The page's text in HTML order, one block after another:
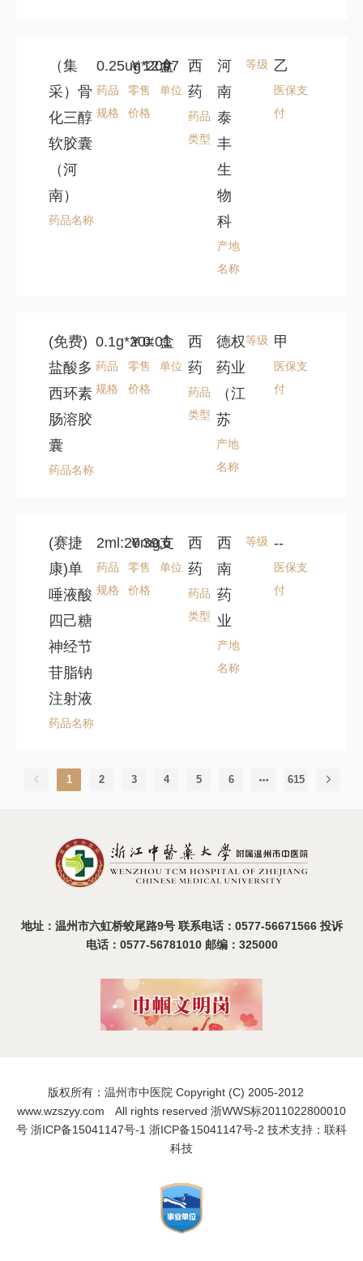
（集
采）骨
化三醇
软胶囊
（河
南）
药品名称
0.25ug*20#
药品
规格
￥12.97
零售
价格
盒
单位
西
药
药品
类型
河
南
泰
丰
生
物
科
产地
名称
等级 乙
医保支
付
(免费)
盐酸多
西环素
肠溶胶
囊
药品名称
0.1g*20#
药品
规格
￥0.01
零售
价格
盒
单位
西
药
药品
类型
德权
药业
（江
苏
产地
名称
等级 甲
医保支
付
(赛捷
康)单
唾液酸
四己糖
神经节
苷脂钠
注射液
药品名称
2ml:20mg
药品
规格
￥39.6
零售
价格
支
单位
西
药
药品
类型
西
南
药
业
产地
名称
等级 --
医保支
付
1 2 3 4 5 6 615
地址：温州市六虹桥蛟尾路9号 联系电话：0577-56671566 投诉
电话：0577-56781010 邮编：325000
版权所有：温州市中医院 Copyright (C) 2005-2012
www.wzszyy.com All rights reserved 浙WWS标2011022800010
号 浙ICP备15041147号-1 浙ICP备15041147号-2 技术支持：联科
科技